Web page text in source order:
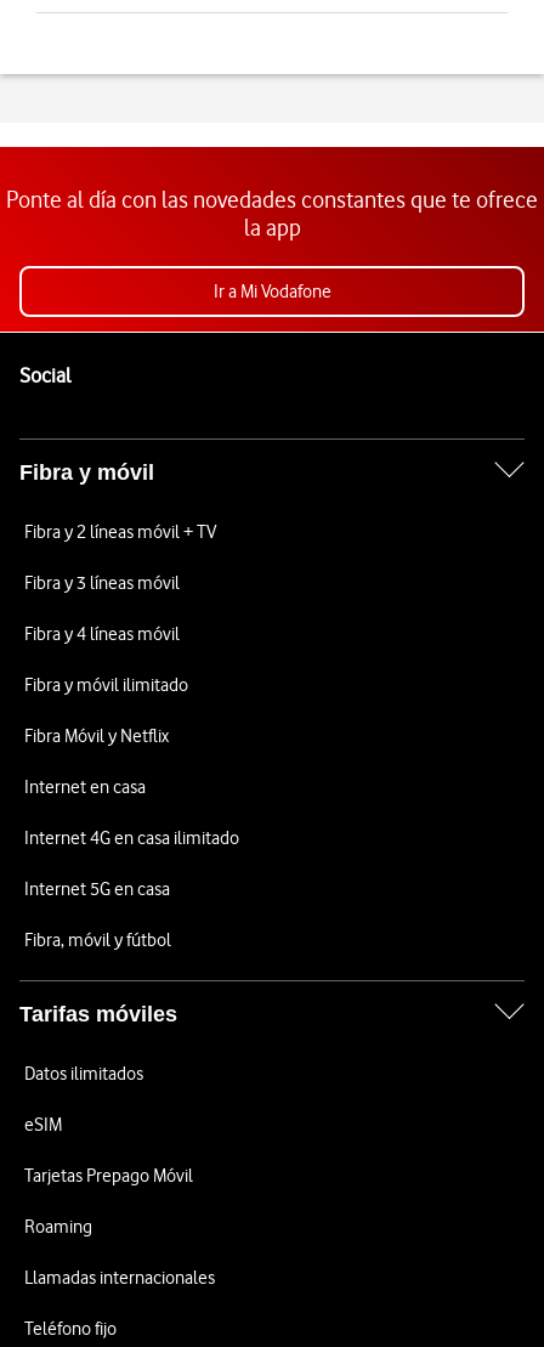
Ponte al día con las novedades constantes que te ofrece
la app
Ir a Mi Vodafone
SocialEnlaces a las redes sociales de Vodafone
Fibra y móvil
Fibra y 2 líneas móvil + TV
Fibra y 3 líneas móvil
Fibra y 4 líneas móvil
Fibra y móvil ilimitado
Fibra Móvil y Netflix
Internet en casa
Internet 4G en casa ilimitado
Internet 5G en casa
Fibra, móvil y fútbol
Tarifas móviles
Datos ilimitados
eSIM
Tarjetas Prepago Móvil
Roaming
Llamadas internacionales
Teléfono fijo